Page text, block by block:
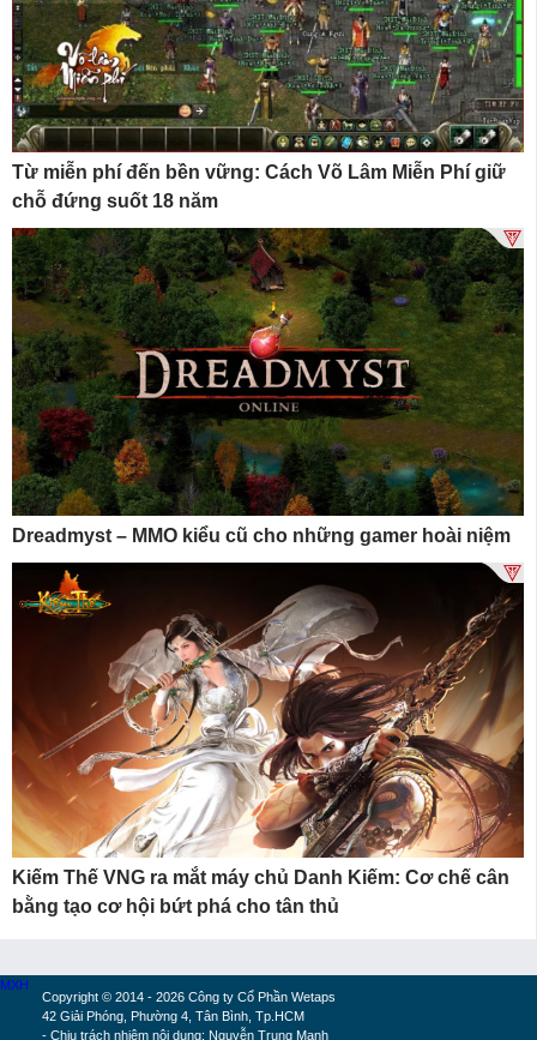
Từ miễn phí đến bền vững: Cách Võ Lâm Miễn Phí giữ
chỗ đứng suốt 18 năm
Dreadmyst – MMO kiểu cũ cho những gamer hoài niệm
Kiếm Thế VNG ra mắt máy chủ Danh Kiếm: Cơ chế cân
bằng tạo cơ hội bứt phá cho tân thủ
Copyright © 2014 - 2026 Công ty Cổ Phần Wetaps
42 Giải Phóng, Phường 4, Tân Bình, Tp.HCM
- Chịu trách nhiệm nội dung: Nguyễn Trung Mạnh
MXH